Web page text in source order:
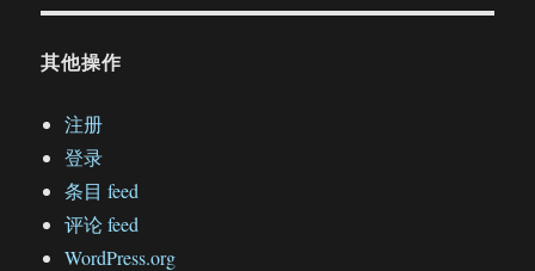
其他操作
注册
登录
条目 feed
评论 feed
WordPress.org